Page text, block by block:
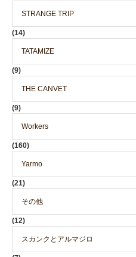
STRANGE TRIP
(14)
TATAMIZE
(9)
THE CANVET
(9)
Workers
(160)
Yarmo
(21)
その他
(12)
スカンクとアルマジロ